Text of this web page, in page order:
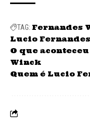
TAG: Fernandes
Lucio
O que
Winck
Quem é Lucio